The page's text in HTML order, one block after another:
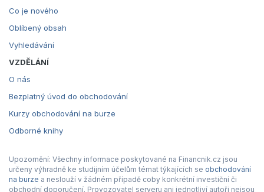
Co je nového
Oblíbený obsah
Vyhledávání
VZDĚLÁNÍ
O nás
Bezplatný úvod do obchodování
Kurzy obchodování na burze
Odborné knihy
Upozornění: Všechny informace poskytované na Financnik.cz jsou
určeny výhradně ke studijním účelům témat týkajících se obchodování
na burze a neslouží v žádném případě coby konkrétní investiční či
obchodní doporučení. Provozovatel serveru ani jednotliví autoři nejsou